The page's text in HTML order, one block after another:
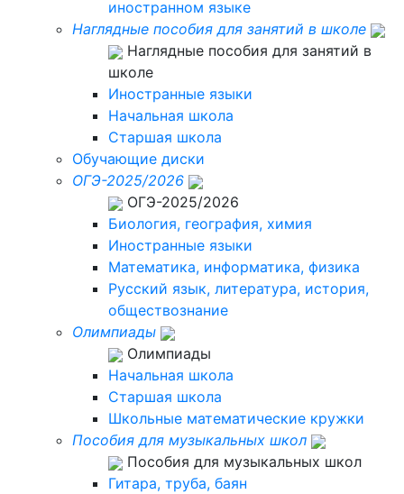
иностранном языке
Наглядные пособия для занятий в школе
Наглядные пособия для занятий в
школе
Иностранные языки
Начальная школа
Старшая школа
Обучающие диски
ОГЭ-2025/2026
ОГЭ-2025/2026
Биология, география, химия
Иностранные языки
Математика, информатика, физика
Русский язык, литература, история,
обществознание
Олимпиады
Олимпиады
Начальная школа
Старшая школа
Школьные математические кружки
Пособия для музыкальных школ
Пособия для музыкальных школ
Гитара, труба, баян